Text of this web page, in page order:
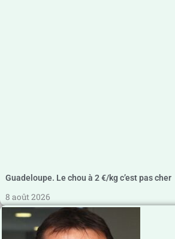
Guadeloupe. Le chou à 2 €/kg c’est pas cher
8 août 2026